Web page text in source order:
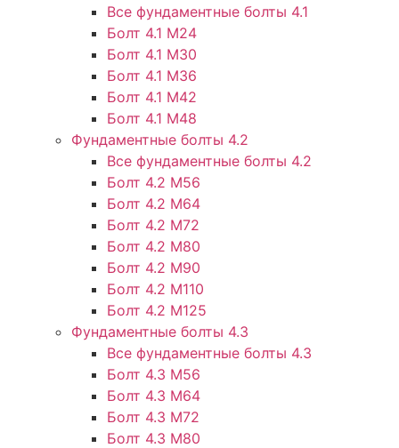
Все фундаментные болты 4.1
Болт 4.1 М24
Болт 4.1 М30
Болт 4.1 М36
Болт 4.1 М42
Болт 4.1 М48
Фундаментные болты 4.2
Все фундаментные болты 4.2
Болт 4.2 М56
Болт 4.2 М64
Болт 4.2 М72
Болт 4.2 М80
Болт 4.2 М90
Болт 4.2 М110
Болт 4.2 М125
Фундаментные болты 4.3
Все фундаментные болты 4.3
Болт 4.3 М56
Болт 4.3 М64
Болт 4.3 М72
Болт 4.3 М80